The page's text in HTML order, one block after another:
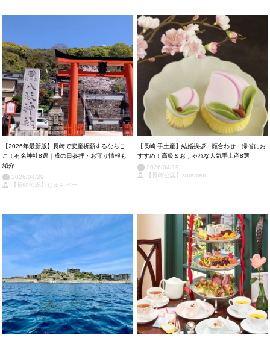
【2026年最新版】長崎で安産祈願するならこ
こ！有名神社8選｜戌の日参拝・お守り情報も
紹介
2026/04/29
【長崎公認】じゅんぺー
【長崎 手土産】結婚挨拶・顔合わせ・帰省にお
すすめ！高級＆おしゃれな人気手土産8選
2026/04/19
【長崎公認】soramaru